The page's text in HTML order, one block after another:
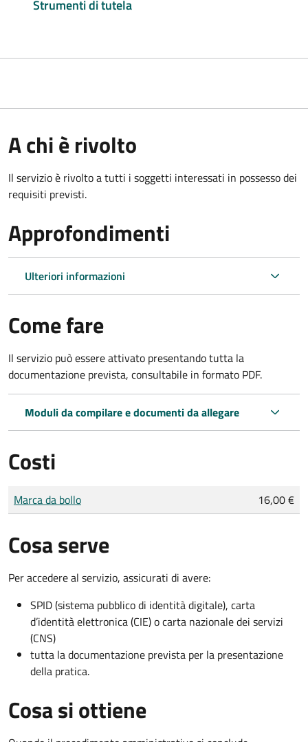
Strumenti di tutela
A chi è rivolto
Il servizio è rivolto a tutti i soggetti interessati in possesso dei
requisiti previsti.
Approfondimenti
Ulteriori informazioni
Come fare
Il servizio può essere attivato presentando tutta la
documentazione prevista, consultabile in formato PDF.
Moduli da compilare e documenti da allegare
Costi
Tipo di pagamento
Importo
Marca da bollo 16,00 €
Cosa serve
Per accedere al servizio, assicurati di avere:
SPID (sistema pubblico di identità digitale), carta
d’identità elettronica (CIE) o carta nazionale dei servizi
(CNS)
tutta la documentazione prevista per la presentazione
della pratica.
Cosa si ottiene